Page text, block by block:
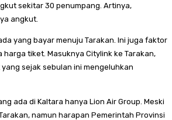
sekitar 30 penumpang. Artinya,
angkut.
yang bayar menuju Tarakan. Ini juga faktor
tiket. Masuknya Citylink ke Tarakan,
sejak sebulan ini mengeluhkan
ada di Kaltara hanya Lion Air Group. Meski
namun harapan Pemerintah Provinsi